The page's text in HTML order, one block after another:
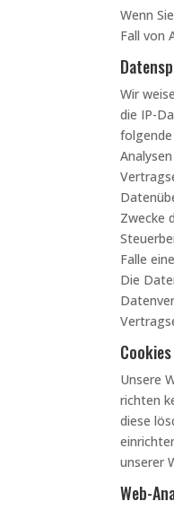
Wenn
Fall von
Wir
die IP-
Zwecke
Falle
Die
Cookies
Unsere
richten
diese
unserer
Web-